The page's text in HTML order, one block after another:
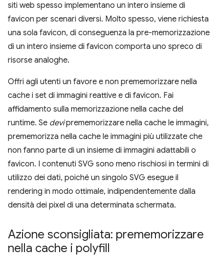
siti web spesso implementano un intero insieme di
favicon per scenari diversi. Molto spesso, viene richiesta
una sola favicon, di conseguenza la pre-memorizzazione
di un intero insieme di favicon comporta uno spreco di
risorse analoghe.
Offri agli utenti un favore e non prememorizzare nella
cache i set di immagini reattive e di favicon. Fai
affidamento sulla memorizzazione nella cache del
runtime. Se deviprememorizzare nella cache le immagini,
prememorizza nella cache le immagini più utilizzate che
non fanno parte di un insieme di immagini adattabili o
favicon. I contenuti SVG sono meno rischiosi in termini di
utilizzo dei dati, poiché un singolo SVG esegue il
rendering in modo ottimale, indipendentemente dalla
densità dei pixel di una determinata schermata.
Azione sconsigliata: prememorizzare
nella cache i polyfill